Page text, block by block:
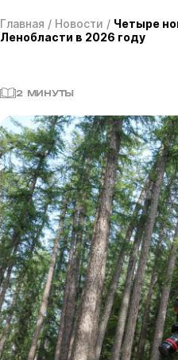
Главная / Новости / Четыре
Ленобласти в 2026 году
2 МИНУТЫ